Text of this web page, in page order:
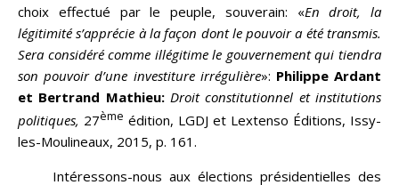
choix effectué par le peuple, souverain: «En droit, la
légitimité s’apprécie à la façon dont le pouvoir a été transmis.
Sera considéré comme illégitime le gouvernement qui tiendra
son pouvoir d’une investiture irrégulière»: Philippe Ardant
et Bertrand Mathieu: Droit constitutionnel et institutions
politiques, 27ème édition, LGDJ et Lextenso Éditions, Issy-
les-Moulineaux, 2015, p. 161.
Intéressons-nous aux élections présidentielles des